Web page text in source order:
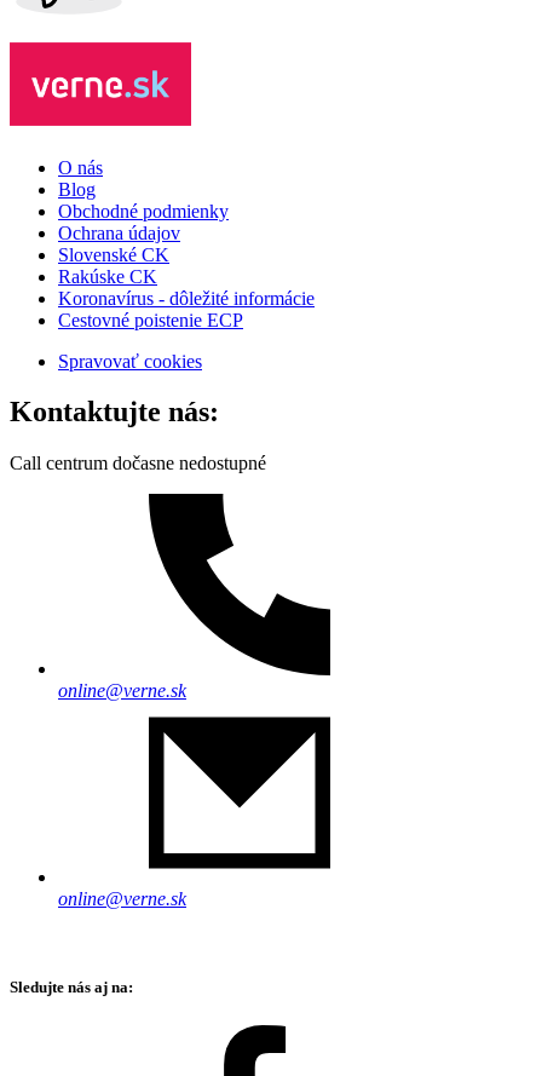
O nás
Blog
Obchodné podmienky
Ochrana údajov
Slovenské CK
Rakúske CK
Koronavírus - dôležité informácie
Cestovné poistenie ECP
Spravovať cookies
Kontaktujte nás:
Call centrum dočasne nedostupné
online@verne.sk
online@verne.sk
Sledujte nás aj na: